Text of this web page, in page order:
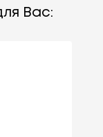
Вас: